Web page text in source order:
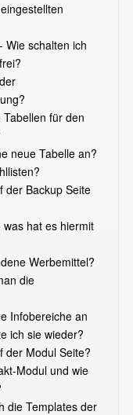
Wie schalten ich
für den
neue Tabelle an?
der Backup Seite
hat es hiermit
Werbemittel?
die
Infobereiche an
ich sie wieder?
der Modul Seite?
Modul und wie
die Templates der